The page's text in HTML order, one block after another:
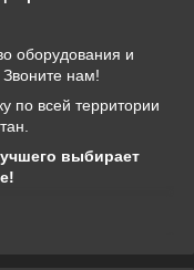
оборудования и
нам!
по всей территории
выбирает